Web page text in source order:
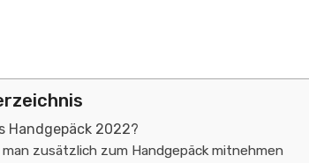
Handgepäck 2022?
man zusätzlich zum Handgepäck mitnehmen